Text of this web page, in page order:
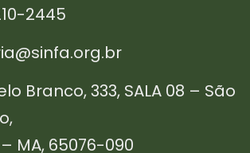
2445
Branco, 333, SALA 08 – São
MA, 65076-090